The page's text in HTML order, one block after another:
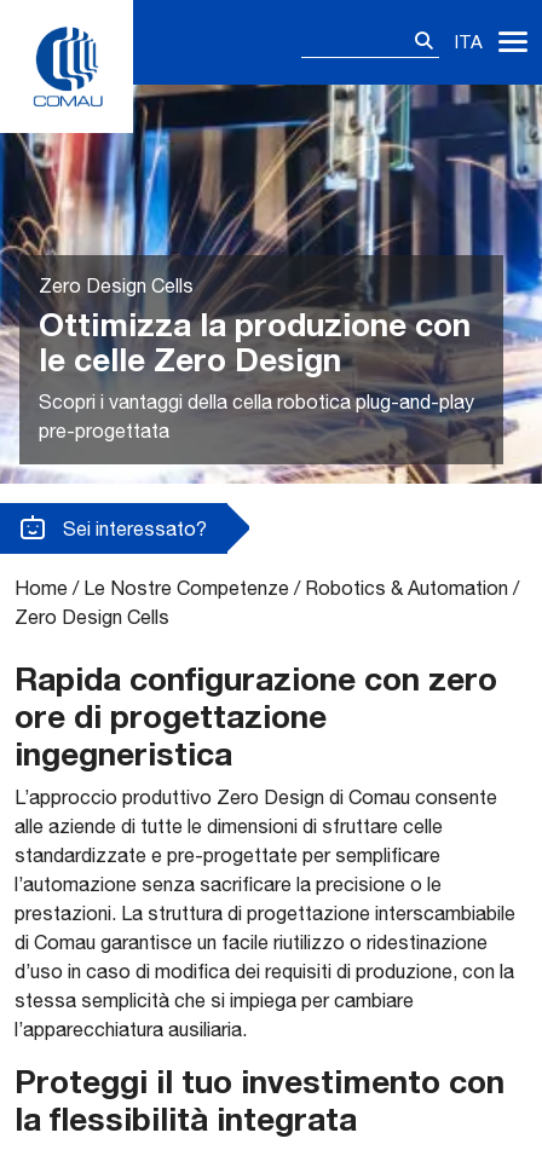
content
ITA
Zero Design Cells
Ottimizza la produzione con
le celle Zero Design
Scopri i vantaggi della cella robotica plug-and-play
pre-progettata
Sei interessato?
Home / Le Nostre Competenze / Robotics & Automation /
Zero Design Cells
Rapida configurazione con zero
ore di progettazione
ingegneristica
L’approccio produttivo Zero Design di Comau consente
alle aziende di tutte le dimensioni di sfruttare celle
standardizzate e pre-progettate per semplificare
l’automazione senza sacrificare la precisione o le
prestazioni. La struttura di progettazione interscambiabile
di Comau garantisce un facile riutilizzo o ridestinazione
d’uso in caso di modifica dei requisiti di produzione, con la
stessa semplicità che si impiega per cambiare
l’apparecchiatura ausiliaria.
Proteggi il tuo investimento con
la flessibilità integrata